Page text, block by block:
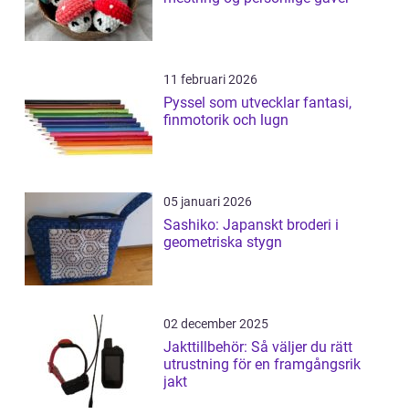
11 februari 2026
Pyssel som utvecklar fantasi,
finmotorik och lugn
05 januari 2026
Sashiko: Japanskt broderi i
geometriska stygn
02 december 2025
Jakttillbehör: Så väljer du rätt
utrustning för en framgångsrik
jakt